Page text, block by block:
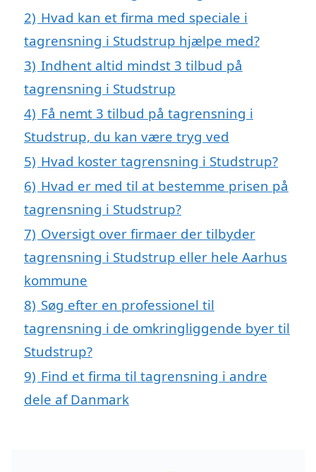
2) Hvad kan et firma med speciale i
tagrensning i Studstrup hjælpe med?
3) Indhent altid mindst 3 tilbud på
tagrensning i Studstrup
4) Få nemt 3 tilbud på tagrensning i
Studstrup, du kan være tryg ved
5) Hvad koster tagrensning i Studstrup?
6) Hvad er med til at bestemme prisen på
tagrensning i Studstrup?
7) Oversigt over firmaer der tilbyder
tagrensning i Studstrup eller hele Aarhus
kommune
8) Søg efter en professionel til
tagrensning i de omkringliggende byer til
Studstrup?
9) Find et firma til tagrensning i andre
dele af Danmark